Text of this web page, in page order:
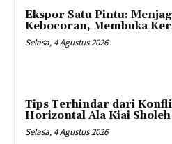
Ekspor Satu Pintu:
Kebocoran, Membuka
Selasa, 4 Agustus 2026
Tips Terhindar dari
Horizontal Ala Kiai
Selasa, 4 Agustus 2026